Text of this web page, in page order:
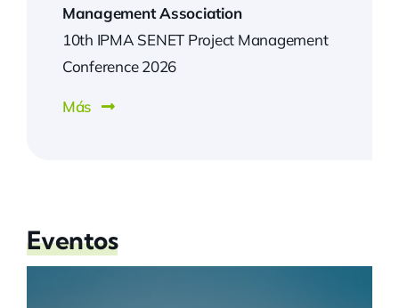
Management Association
10th IPMA SENET Project Management
Conference 2026
Más
Eventos